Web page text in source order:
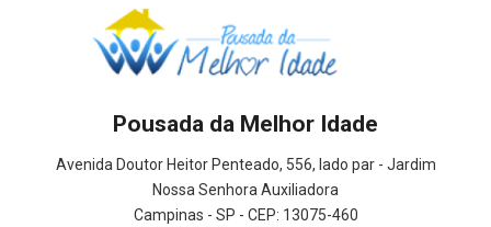
Pousada da Melhor Idade
Avenida Doutor Heitor Penteado, 556, lado par - Jardim
Nossa Senhora Auxiliadora
Campinas - SP - CEP: 13075-460